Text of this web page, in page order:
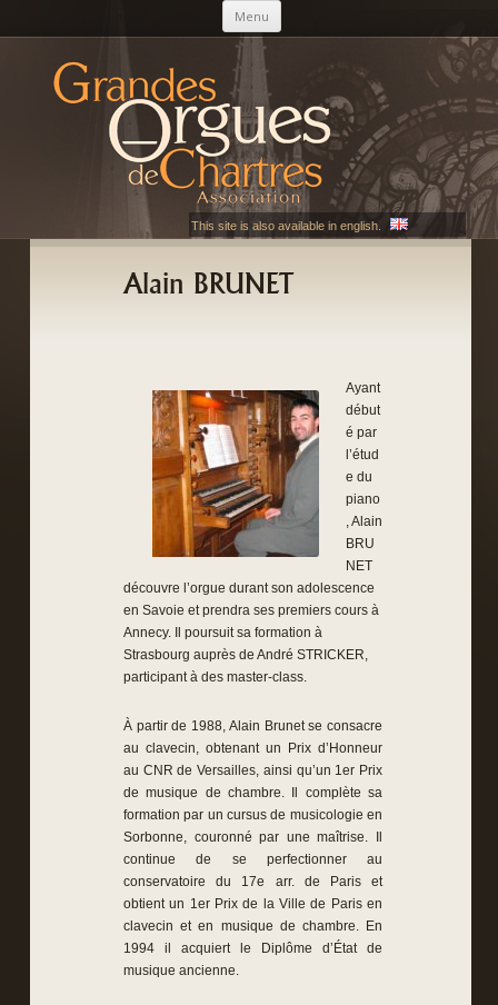
Menu Aller au contenu principal
AGOC
Les Grandes Orgues de Chartres
This site is also available in english.
Alain BRUNET
Ayant
début
é par
l’étud
e du
piano
, Alain
BRU
NET
découvre l’orgue durant son adolescence
en Savoie et prendra ses premiers cours à
Annecy. Il poursuit sa formation à
Strasbourg auprès de André STRICKER,
participant à des master-class.
À partir de 1988, Alain Brunet se consacre
au clavecin, obtenant un Prix d’Honneur
au CNR de Versailles, ainsi qu’un 1er Prix
de musique de chambre. Il complète sa
formation par un cursus de musicologie en
Sorbonne, couronné par une maîtrise. Il
continue de se perfectionner au
conservatoire du 17e arr. de Paris et
obtient un 1er Prix de la Ville de Paris en
clavecin et en musique de chambre. En
1994 il acquiert le Diplôme d’État de
musique ancienne.